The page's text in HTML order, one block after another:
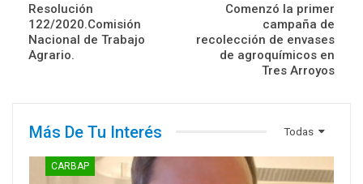
Resolución
122/2020.Comisión
Nacional de Trabajo
Agrario.
Comenzó la primer
campaña de
recolección de envases
de agroquímicos en
Tres Arroyos
Todas
Más De Tu Interés
CARBAP